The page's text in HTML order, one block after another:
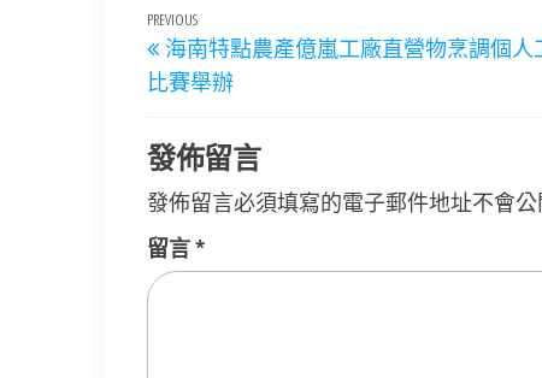
文
章
導
覽
Previous
Post
PREVIOUS
海南特點農產億嵐工廠直營物烹調個人
比賽舉辦
發佈留言
發佈留言必須填寫的電子郵件地址不會公
留言*